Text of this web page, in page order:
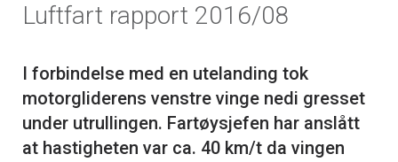
Luftfart rapport 2016/08
I forbindelse med en utelanding tok
motorgliderens venstre vinge nedi gresset
under utrullingen. Fartøysjefen har anslått
at hastigheten var ca. 40 km/t da vingen